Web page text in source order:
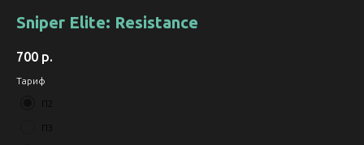
Sniper Elite: Resistance
700 р.
Тариф
П2
П3